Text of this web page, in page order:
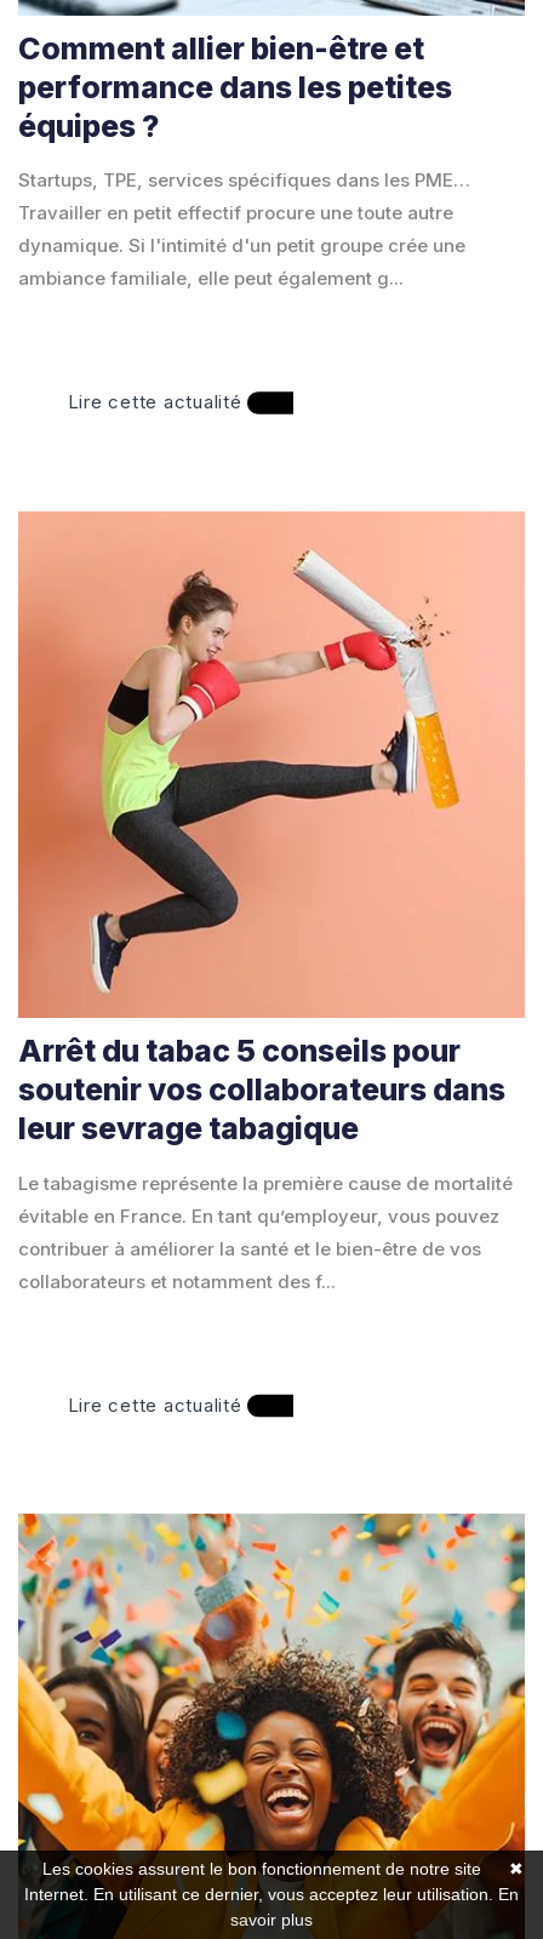
Comment allier bien-être et
performance dans les petites
équipes ?
Startups, TPE, services spécifiques dans les PME…
Travailler en petit effectif procure une toute autre
dynamique. Si l'intimité d'un petit groupe crée une
ambiance familiale, elle peut également g...
Lire cette actualité
Arrêt du tabac 5 conseils pour
soutenir vos collaborateurs dans
leur sevrage tabagique
Le tabagisme représente la première cause de mortalité
évitable en France. En tant qu’employeur, vous pouvez
contribuer à améliorer la santé et le bien-être de vos
collaborateurs et notamment des f...
Lire cette actualité
✖
Les cookies assurent le bon fonctionnement de notre site
Internet. En utilisant ce dernier, vous acceptez leur utilisation. En
savoir plus